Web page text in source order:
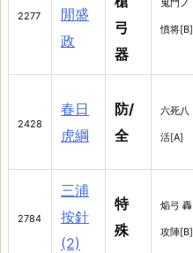
2277
閒盛
政
弓
器
鬼門ノ
憤将[B]
2428
春日
虎綱
防/
全
六死八
活[A]
2784
三浦
按針
(2)
特
殊
焔弓 轟
攻陣[B]